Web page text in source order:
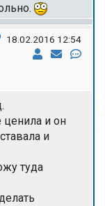
18.02.2016 12:54
ценила и он
и
туда